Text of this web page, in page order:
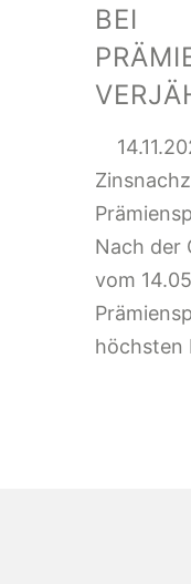
BEI
Nach der
vom
höchsten